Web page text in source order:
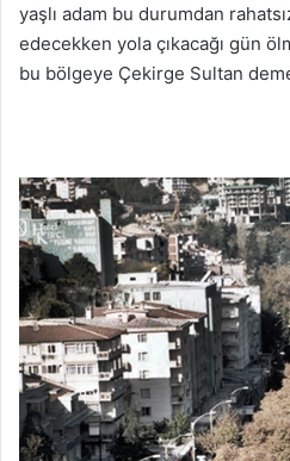
yaşlı adam bu durumdan
edecekken yola çıkacağı gün
bu bölgeye Çekirge Sultan